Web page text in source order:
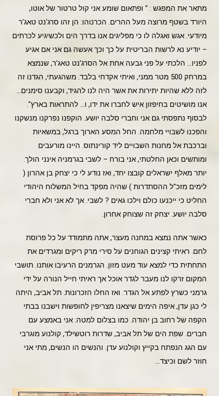
מתאר את המפגש : “ ופתאום שומע אני קול טרטור של אוטו,
היורד בשטף מרוצה מעל ההרים. הכרנוהו: הן זהו סרג'נט טאג'ר
מיודעי. אגש ואגלה לו כי מפליגים אנו בדרך הים ולכשיגיע לכרתים
– יודיע נא לרשות הבריטית על כך וכך אעשה גם אני אם אגיע
לפניו… הלכתי על פני גבעה אחת אל הסרג'נט טאג'ר, שנמצא
במרחק 500 מטר ממני, ואיתי אקדחי בלבד. משהגעתי, הגדנו זה
לזה ללא שהיות יתירות את אשר היה לנו להגיד, וקבענו סימנים…
אנו מושיטים בחיפזון איש לחברו את ידו, ו… להתראות בארץ".
לבסוף נתפסתי גם אני וחברי סלבה יושע. הוקפנו נפרקנו מנשקנו
והפכנו לשבויי מלחמה. החל המסע הארוך ברגל, במשאיות
וברכבת אל מחנות השבויים ליד קורינתוס. היינו מורעבים
ומותשים וכאן החלטתי, אני בורח – לשבי בגרמניה אינני הולך.
יותר מאלף ישראלים קובצו יחד, ואז נודע לי כי יצחק בן אהרון (
לימים מזכ"ל ההסתדרות ) שהיה מפקד בחיל המשלוח היהודי
החליט כי ייכנעו כולם וילכו גאים ? לשבי. אך לא אני ולא חברי
סלבה יושע. יצחק זה שצוחק אחרון.
כאשר אתה נמצא במחנה מעצר, אתה מתמודד על כל פרוסת
לחם. ראיתי קצינים הגוחנים על סירי מרק ריקים ומגרדים את
התחתית כדי למצא עוד מעט מזון. הגרמנים הרעיבו אותנו. תושבי
המקום זרקו לנו מעבר לגדר אוכל אך ראיתי חייל הנורה על ידי
גרמני כשרץ לפתע אל הגדר. ואז החלו הזכרונות. תל אביב, היתה
לי כגן עדן, איפה הימים שיצאנו מצריפין לחופשות וישבנו בבתי
הקפה של רחוב בן יהודה. כמו בצלום למטה: אני באמצע עם
חברים. שפת הים של תל אביב, שדרות רוטשילד, קולנוע מוגרבי
עם הגג הנפתח בקייץ וקולנוע עדן. והנשים הו הנשים, מתי אני
חוזר לשם וכיצד…